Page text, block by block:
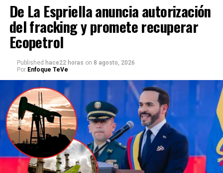
De La Espriella anuncia autorización
del fracking y promete recuperar
Ecopetrol
Published hace22 horas on 8 agosto, 2026
Por Enfoque TeVe